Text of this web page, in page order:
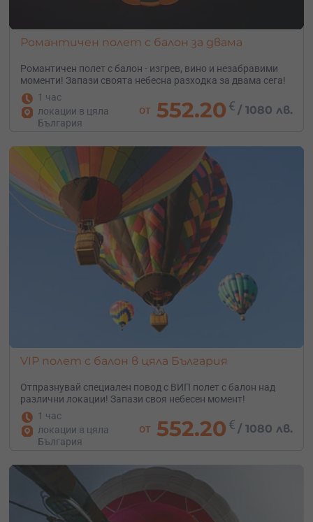
приключение и развлечение!
Романтичен полет с балон за двама
Романтичен полет с балон - изгрев, вино и незабравими
моменти! Запази своята небесна разходка за двама сега!
1 час
локации в цяла
България
от 552.20 € / 1080 лв.
VIP полет с балон в цяла България
Отпразнувай специален повод с ВИП полет с балон над
различни локации! Запази своя небесен момент!
1 час
локации в цяла
България
от 552.20 € /1080 лв.